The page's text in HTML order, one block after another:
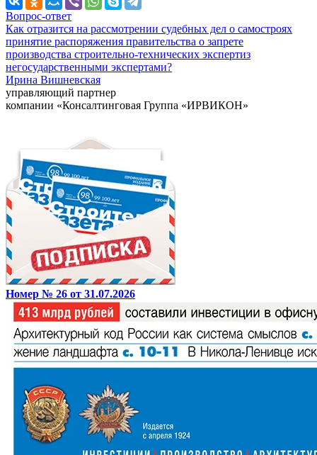
Вопрос-ответ
Как отразится на рассмотрении судебных дел о самостроях
принятие распоряжения правительства о запрете
производства строительно-технических экспертиз
негосударственными экспертами?
Ирина Вишневская
управляющий партнер
компании «Консалтинговая Группа «ИРВИКОН»
Номер № 26 от 31.07.2026